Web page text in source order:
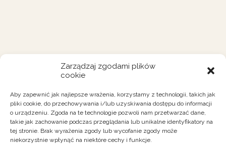
Zarządzaj zgodami plików
cookie
Aby zapewnić jak najlepsze wrażenia, korzystamy z technologii, takich jak
pliki cookie, do przechowywania i/lub uzyskiwania dostępu do informacji
o urządzeniu. Zgoda na te technologie pozwoli nam przetwarzać dane,
takie jak zachowanie podczas przeglądania lub unikalne identyfikatory na
tej stronie. Brak wyrażenia zgody lub wycofanie zgody może
niekorzystnie wpłynąć na niektóre cechy i funkcje.